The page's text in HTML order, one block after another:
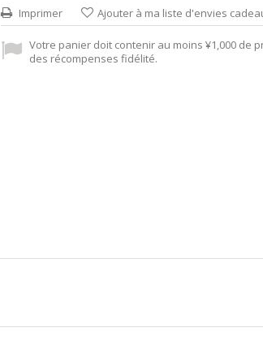
Imprimer Ajouter à ma liste d'envies
Votre panier doit contenir au moins ¥1,000 de
des récompenses fidélité.